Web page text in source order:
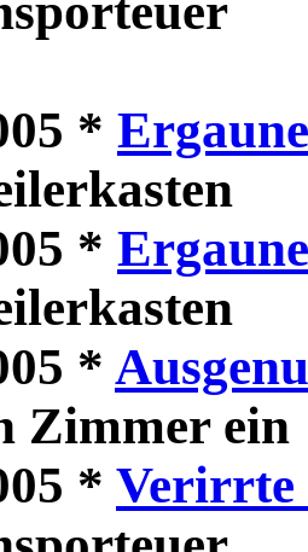
*
*
*
Zimmer ein
* Verirrte